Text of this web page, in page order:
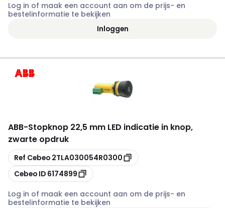
Log in of maak een account aan om de prijs- en
bestelinformatie te bekijken
Inloggen
ABB-Stopknop 22,5 mm LED indicatie in knop,
zwarte opdruk
Kopiëren
Ref Cebeo 2TLA030054R0300
Kopiëren
Cebeo ID 6174899
Log in of maak een account aan om de prijs- en
bestelinformatie te bekijken